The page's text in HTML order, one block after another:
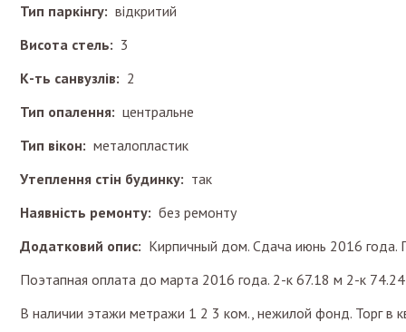
Тип паркінгу: відкритий
Висота стель: 3
К-ть санвузлів: 2
Тип опалення: центральне
Тип вікон: металопластик
Утеплення стін будинку: так
Наявність ремонту: без ремонту
Додатковий опис: Кирпичный дом. Сдача июнь 2016 года.
Поэтапная оплата до марта 2016 года. 2-к 67.18 м 2-к
В наличии этажи метражи 1 2 3 ком., нежилой фонд. Торг в